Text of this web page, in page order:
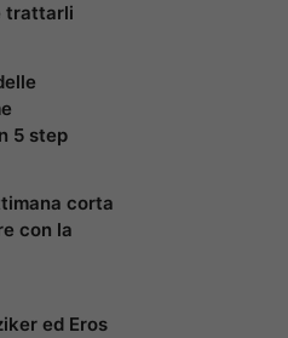
trattarli
5 step
corta
con la
ed Eros